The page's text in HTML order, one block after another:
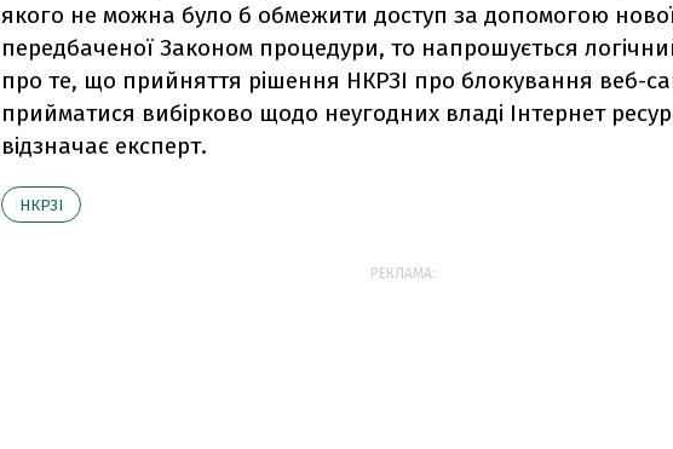
якого не можна було б обмежити доступ за допомогою
передбаченої Законом процедури, то напрошується
про те, що прийняття рішення НКРЗІ про блокування вeб-
прийматися вибірково щодо неугодних владі Інтернет
відзначає експерт.
НКРЗІ
РЕКЛАМА: